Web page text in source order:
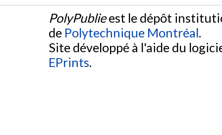
PolyPublieest le dépôt
de Polytechnique Montréal.
Site développé à l'aide du
EPrints.